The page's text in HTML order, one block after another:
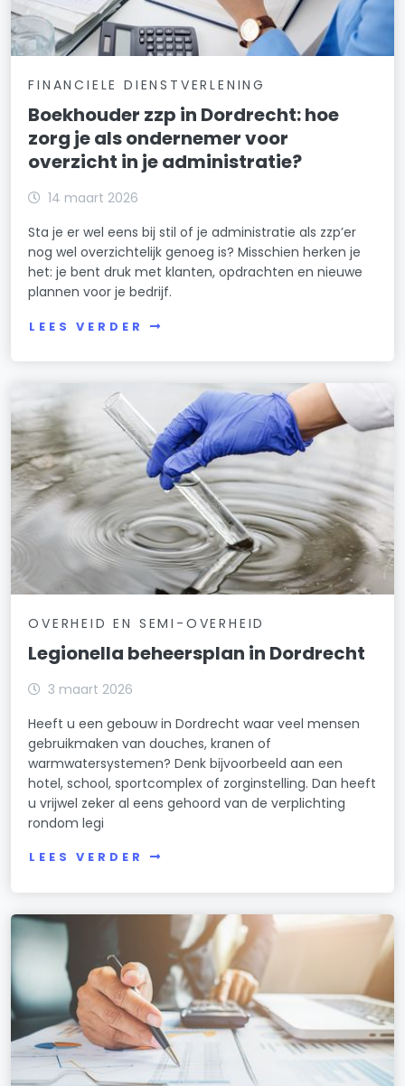
FINANCIELE DIENSTVERLENING
Boekhouder zzp in Dordrecht: hoe
zorg je als ondernemer voor
overzicht in je administratie?
14 maart 2026
Sta je er wel eens bij stil of je administratie als zzp’er
nog wel overzichtelijk genoeg is? Misschien herken je
het: je bent druk met klanten, opdrachten en nieuwe
plannen voor je bedrijf.
LEES VERDER
OVERHEID EN SEMI-OVERHEID
Legionella beheersplan in Dordrecht
3 maart 2026
Heeft u een gebouw in Dordrecht waar veel mensen
gebruikmaken van douches, kranen of
warmwatersystemen? Denk bijvoorbeeld aan een
hotel, school, sportcomplex of zorginstelling. Dan heeft
u vrijwel zeker al eens gehoord van de verplichting
rondom legi
LEES VERDER